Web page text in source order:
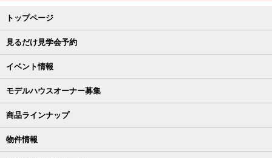
トップページ
見るだけ見学会予約
イベント情報
モデルハウスオーナー募集
商品ラインナップ
物件情報